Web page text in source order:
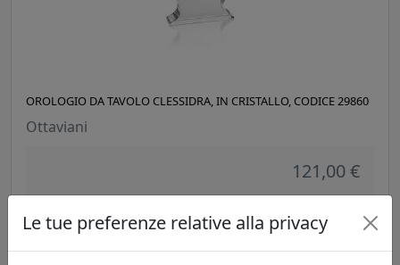
OROLOGIO DA TAVOLO CLESSIDRA, IN CRISTALLO, CODICE 29860
Ottaviani
121,00 €
Le tue preferenze relative alla privacy